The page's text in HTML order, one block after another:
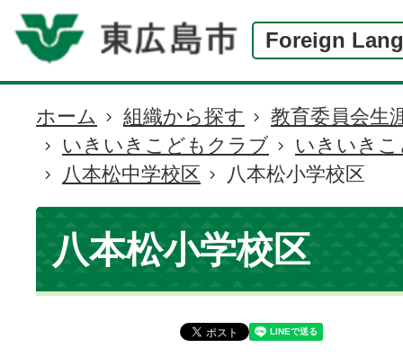
Foreign
現
在
の
位
ホーム 組織から探す
教育委員会生
いきいきこどもクラブ
いきいき
八本松中学校区
八本松小学校区
八本松小学校区